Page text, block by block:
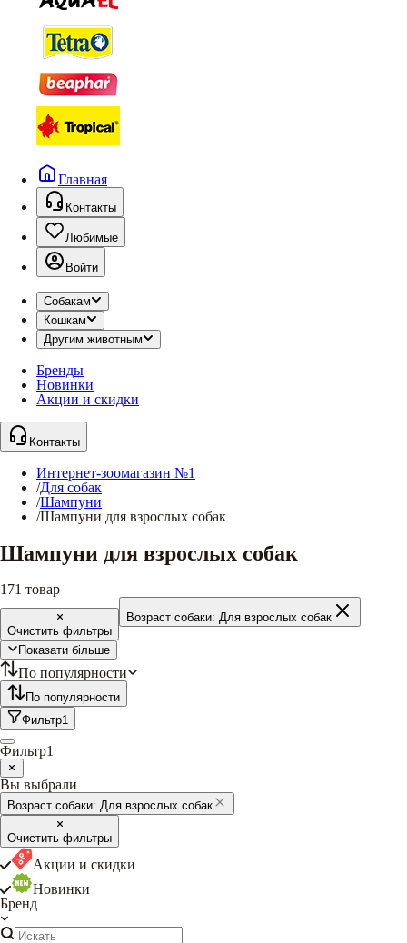
Главная
Контакты
Любимые
Войти
Собакам
Кошкам
Другим животным
Бренды
Новинки
Акции и скидки
Контакты
Интернет-зоомагазин №1
/Для собак
/Шампуни
/Шампуни для взрослых собак
Шампуни для взрослых собак
171 товар
Очистить фильтры
Возраст собаки: Для взрослых собак
Показати більше
По популярности
По популярности
Фильтр1
Фильтр1
Вы выбрали
Возраст собаки: Для взрослых собак
Очистить фильтры
Акции и скидки
Новинки
Бренд